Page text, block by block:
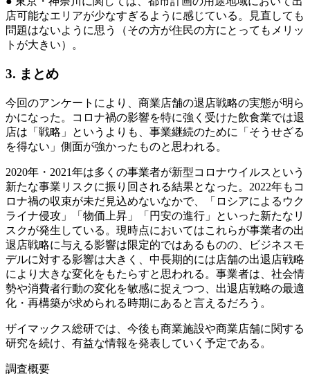
店可能なエリアが少なすぎるように感じている。見直しても
問題はないように思う（その方が住民の方にとってもメリッ
トが大きい）。
3. まとめ
今回のアンケートにより、商業店舗の退店戦略の実態が明ら
かになった。コロナ禍の影響を特に強く受けた飲食業では退
店は「戦略」というよりも、事業継続のために「そうせざる
を得ない」側面が強かったものと思われる。
2020年・2021年は多くの事業者が新型コロナウイルスという
新たな事業リスクに振り回される結果となった。2022年もコ
ロナ禍の収束が未だ見込めないなかで、「ロシアによるウク
ライナ侵攻」「物価上昇」「円安の進行」といった新たなリ
スクが発生している。現時点においてはこれらが事業者の出
退店戦略に与える影響は限定的ではあるものの、ビジネスモ
デルに対する影響は大きく、中長期的には店舗の出退店戦略
により大きな変化をもたらすと思われる。事業者は、社会情
勢や消費者行動の変化を敏感に捉えつつ、出退店戦略の最適
化・再構築が求められる時期にあると言えるだろう。
ザイマックス総研では、今後も商業施設や商業店舗に関する
研究を続け、有益な情報を発表していく予定である。
調査概要